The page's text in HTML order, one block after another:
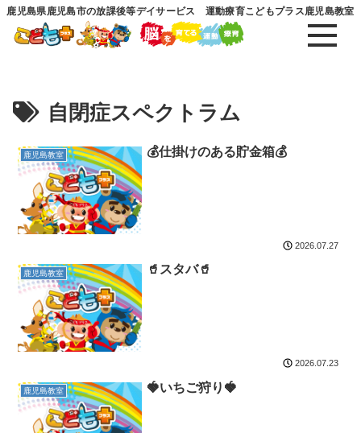
鹿児島県鹿児島市の放課後等デイサービス 運動療育こどもプラス鹿児島教室
自閉症スペクトラム
鹿児島教室 💰仕掛けのある貯金箱💰
2026.07.27
鹿児島教室 🥤スタバ🥤
2026.07.23
鹿児島教室 🍓いちご狩り🍓